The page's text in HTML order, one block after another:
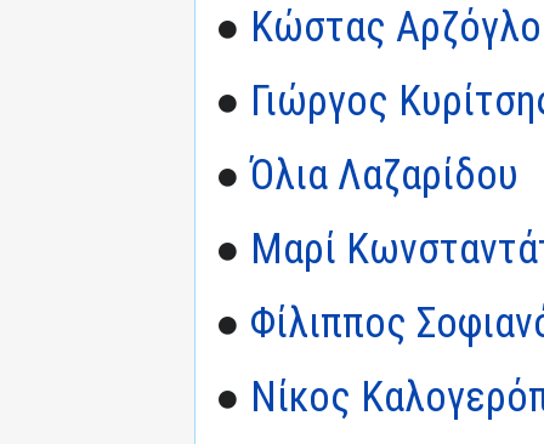
● Κώστας
● Γιώργος
●Όλια Λαζαρίδου
● Μαρί
● Φίλιππος
● Νίκος